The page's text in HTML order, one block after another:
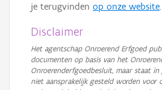
je terugvinden op onze website.
Disclaimer
Het agentschap Onroerend Erfgoed
documenten op basis van het
Onroerenderfgoedbesluit, maar staat
niet aansprakelijk gesteld worden voor